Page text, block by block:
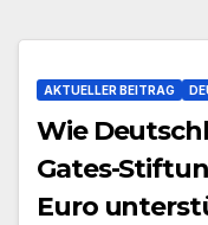
AKTUELLER BEITRAG
Wie
Gates-
Euro